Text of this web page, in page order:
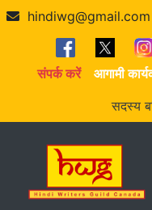
hindiwg@gmail.com
संपर्क करें आगामी
सदस्य